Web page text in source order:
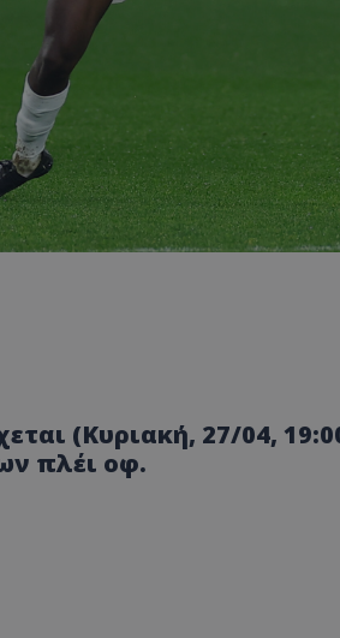
(Κυριακή, 27/04,
πλέι οφ.